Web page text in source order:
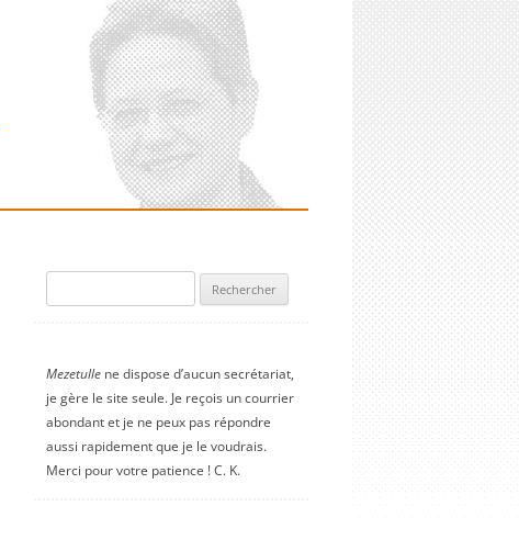
Mezetullene dispose d’aucun secrétariat,
je gère le site seule. Je reçois un courrier
abondant et je ne peux pas répondre
aussi rapidement que je le voudrais.
Merci pour votre patience ! C. K.